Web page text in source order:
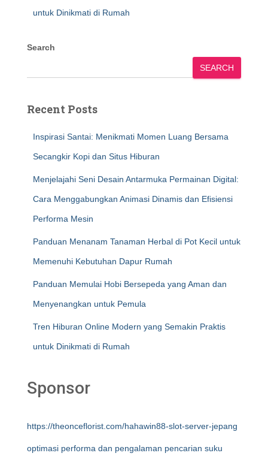
untuk Dinikmati di Rumah
Search
SEARCH
Recent Posts
Inspirasi Santai: Menikmati Momen Luang Bersama
Secangkir Kopi dan Situs Hiburan
Menjelajahi Seni Desain Antarmuka Permainan Digital:
Cara Menggabungkan Animasi Dinamis dan Efisiensi
Performa Mesin
Panduan Menanam Tanaman Herbal di Pot Kecil untuk
Memenuhi Kebutuhan Dapur Rumah
Panduan Memulai Hobi Bersepeda yang Aman dan
Menyenangkan untuk Pemula
Tren Hiburan Online Modern yang Semakin Praktis
untuk Dinikmati di Rumah
Sponsor
https://theonceflorist.com/hahawin88-slot-server-jepang
optimasi performa dan pengalaman pencarian suku